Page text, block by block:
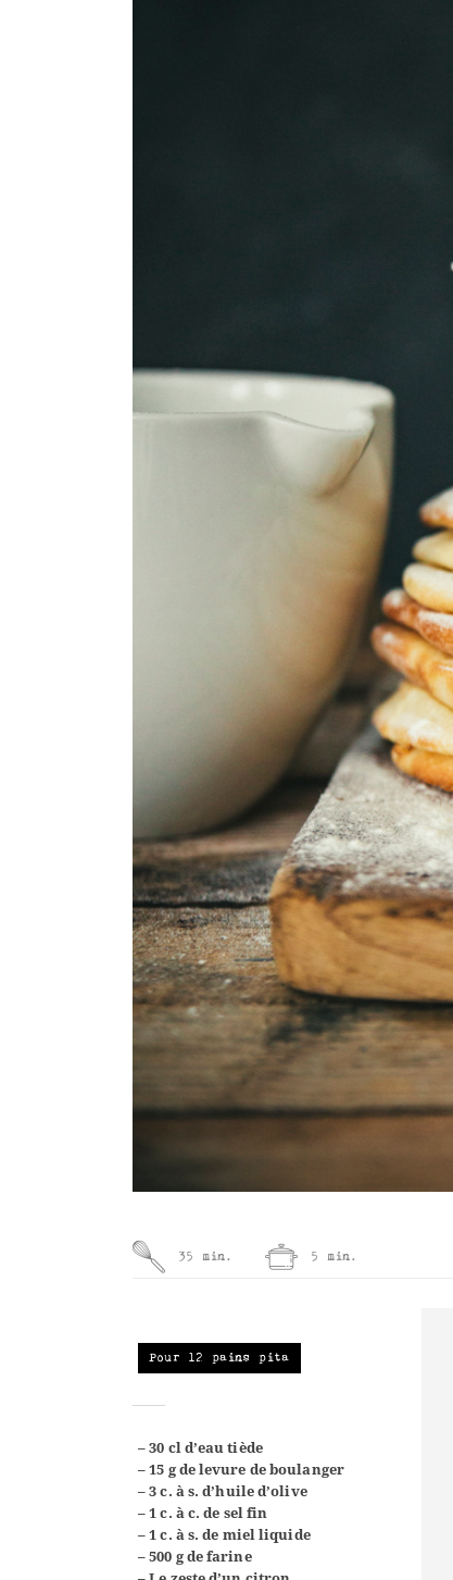
35 min. 5 min.
Pour 12 pains pita
– 30 cl d’eau tiède
– 15 g de levure de boulanger
– 3 c. à s. d’huile d’olive
– 1 c. à c. de sel fin
– 1 c. à s. de miel liquide
– 500 g de farine